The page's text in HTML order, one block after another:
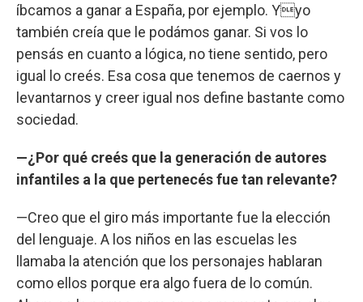
íbcamos a ganar a España, por ejemplo. Yyo
también creía que le podámos ganar. Si vos lo
pensás en cuanto a lógica, no tiene sentido, pero
igual lo creés. Esa cosa que tenemos de caernos y
levantarnos y creer igual nos define bastante como
sociedad.
—¿Por qué creés que la generación de autores
infantiles a la que pertenecés fue tan relevante?
—Creo que el giro más importante fue la elección
del lenguaje. A los niños en las escuelas les
llamaba la atención que los personajes hablaran
como ellos porque era algo fuera de lo común.